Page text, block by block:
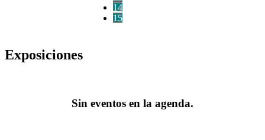
14
15
Exposiciones
Sin eventos en la agenda.